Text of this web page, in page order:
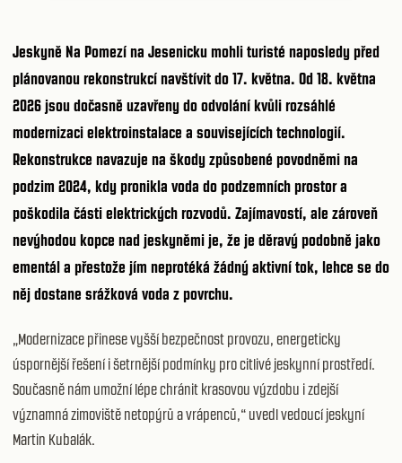
Jeskyně Na Pomezí na Jesenickumohli turisté naposledy před
plánovanou rekonstrukcí navštívit do 17. května. Od 18. května
2026 jsou dočasně uzavřeny do odvolání kvůli rozsáhlé
modernizaci elektroinstalace a souvisejících technologií.
Rekonstrukce navazuje na škody způsobené povodněmi na
podzim 2024, kdy pronikla voda do podzemních prostor a
poškodila části elektrických rozvodů. Zajímavostí, ale zároveň
nevýhodou kopce nad jeskyněmi je, že je děravý podobně jako
ementál a přestože jím neprotéká žádný aktivní tok, lehce se do
něj dostane srážková voda z povrchu.
„Modernizace přinese vyšší bezpečnost provozu, energeticky
úspornější řešení i šetrnější podmínky pro citlivé jeskynní prostředí.
Současně nám umožní lépe chránit krasovou výzdobu i zdejší
významná zimoviště netopýrů a vrápenců,“ uvedl vedoucí jeskyní
Martin Kubalák.